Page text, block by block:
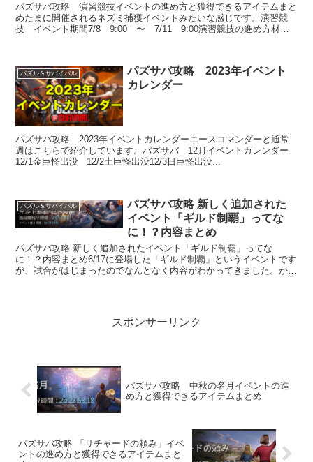
パズサバ攻略 演習競技イベントの進め方と獲得できるアイテムまと
めたまに開催されるネズミ捕獲イベントみたいな感じです。演習競
技 イベント期間7/8 9:00 〜 7/11 9:00演習競技の進め方材料
パズル＆サバイバル
パズサバ攻略 2023年イベント
カレンダー
パズサバ攻略 2023年イベントカレンダーエースコマンダーと通常
週はこちらで紹介しています。パズサバ 12月イベントカレンダー
12/1金巨怪出没 12/2土巨怪出没12/3日巨怪出没...
パズル＆サバイバル
パズサバ攻略 新しく追加された
イベント「ギルド制覇」ってな
に！？内容まとめ
パズサバ攻略 新しく追加されたイベント「ギルド制覇」ってな
に！？内容まとめ6/17に登場した「ギルド制覇」というイベントです
が、試合がはじまったのでなんとなく内容がわかってきました。かん
スポンサーリンク
パズサバ攻略 中秋の名月イベントの進
め方と獲得できるアイテムまとめ
パズサバ攻略 「リチャードの頼み」イベ
ントの進め方と獲得できるアイテムまと